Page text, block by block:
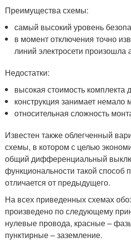
Преимущества схемы:
самый высокий уровень
в момент отключения точно
линий электросети произошла
Недостатки:
высокая стоимость комплекта
конструкция занимает немало
относительная сложность
Известен также облегченный
схемы, в котором с целью
общий дифференциальный
функциональности такой способ
отличается от предыдущего.
На всех приведенных схемах
произведено по следующему
нулевые провода, красные –
пунктирные – заземление.